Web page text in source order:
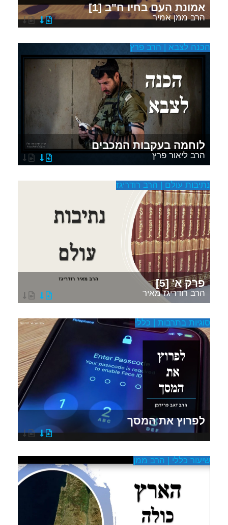
אמונת העם בחיו ח"ב [1]
הרב ממן אמיר
הכנה לצבא | הרב פרץ
לוחמה בעקבות המכבים
הרב ליאור פרץ
נתיבות עולם | הרב רודריגז
פרק א' [5]
הרב רודריגז מאיר
סוגיות בתרבות | כללי
לפרוץ את המסך
שיעור כללי | הרב ממן